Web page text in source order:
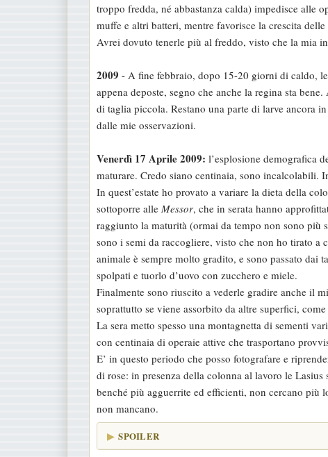
troppo fredda, né abbastanza calda) impedisce alle
muffe e altri batteri, mentre favorisce la crescita delle
Avrei dovuto tenerle più al freddo, visto che la mia
2009 - A fine febbraio, dopo 15-20 giorni di caldo,
appena deposte, segno che anche la regina sta
di taglia piccola. Restano una parte di larve ancora
dalle mie osservazioni.
Venerdì 17 Aprile 2009: l’esplosione demografica
maturare. Credo siano centinaia, sono incalcolabili.
In quest’estate ho provato a variare la dieta della
sottoporre alle Messor, che in serata hanno
raggiunto la maturità (ormai da tempo non sono più
sono i semi da raccogliere, visto che non ho tirato a
animale è sempre molto gradito, e sono passato
spolpati e tuorlo d’uovo con zucchero e miele.
Finalmente sono riuscito a vederle gradire anche il
soprattutto se viene assorbito da altre superfici,
La sera metto spesso una montagnetta di sementi
con centinaia di operaie attive che trasportano
E’ in questo periodo che posso fotografare e
di rose: in presenza della colonna al lavoro le
benché più agguerrite ed efficienti, non cercano più
non mancano.
SPOILER